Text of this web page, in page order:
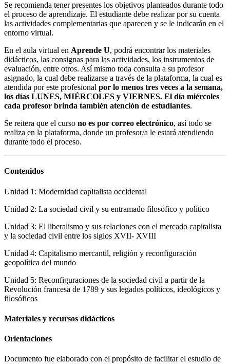
Se recomienda tener presentes los objetivos planteados durante todo
el proceso de aprendizaje. El estudiante debe realizar por su cuenta
las actividades complementarias que aparecen y se le indicarán en el
entorno virtual.
En el aula virtual en Aprende U, podrá encontrar los materiales
didácticos, las consignas para las actividades, los instrumentos de
evaluación, entre otros. Así mismo toda consulta a su profesor
asignado, la cual debe realizarse a través de la plataforma, la cual es
atendida por este profesional por lo menos tres veces a la semana,
los días LUNES, MIÉRCOLES y VIERNES. El día miércoles
cada profesor brinda también atención de estudiantes.
Se reitera que el curso no es por correo electrónico, así todo se
realiza en la plataforma, donde un profesor/a le estará atendiendo
durante todo el proceso.
Contenidos
Unidad 1: Modernidad capitalista occidental
Unidad 2: La sociedad civil y su entramado filosófico y político
Unidad 3: El liberalismo y sus relaciones con el mercado capitalista
y la sociedad civil entre los siglos XVII- XVIII
Unidad 4: Capitalismo mercantil, religión y reconfiguración
geopolítica del mundo
Unidad 5: Reconfiguraciones de la sociedad civil a partir de la
Revolución francesa de 1789 y sus legados políticos, ideológicos y
filosóficos
Materiales y recursos didácticos
Orientaciones
Documento fue elaborado con el propósito de facilitar el estudio de